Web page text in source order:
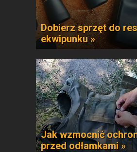
Dobierz sprzęt do
ekwipunku »
Jak wzmocnić
przed odłamkami »